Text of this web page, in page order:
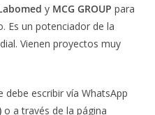
y MCG GROUP para
Es un potenciador de la
Vienen proyectos muy
escribir vía WhatsApp
o a través de la página